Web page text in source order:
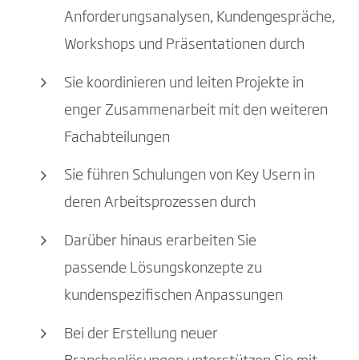
Anforderungsanalysen, Kundengespräche,
Workshops und Präsentationen durch
Sie koordinieren und leiten Projekte in
enger Zusammenarbeit mit den weiteren
Fachabteilungen
Sie führen Schulungen von Key Usern in
deren Arbeitsprozessen durch
Darüber hinaus erarbeiten Sie
passende Lösungskonzepte zu
kundenspezifischen Anpassungen
Bei der Erstellung neuer